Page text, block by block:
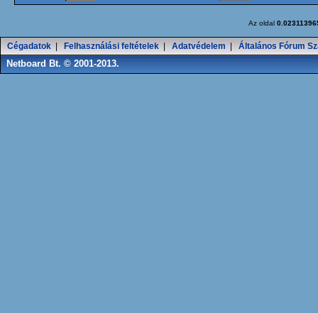
Az oldal
Cégadatok Felhasználási feltételek Adatvédelem Általános Fórum
Netboard Bt. © 2001-2013.